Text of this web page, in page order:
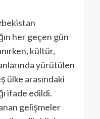
her geçen gün
kültür,
yürütülen
ülke arasındaki
ifade edildi.
gelişmeler